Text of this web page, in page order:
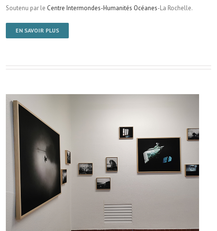
Soutenu par le Centre Intermondes-Humanités Océanes-La Rochelle.
EN SAVOIR PLUS